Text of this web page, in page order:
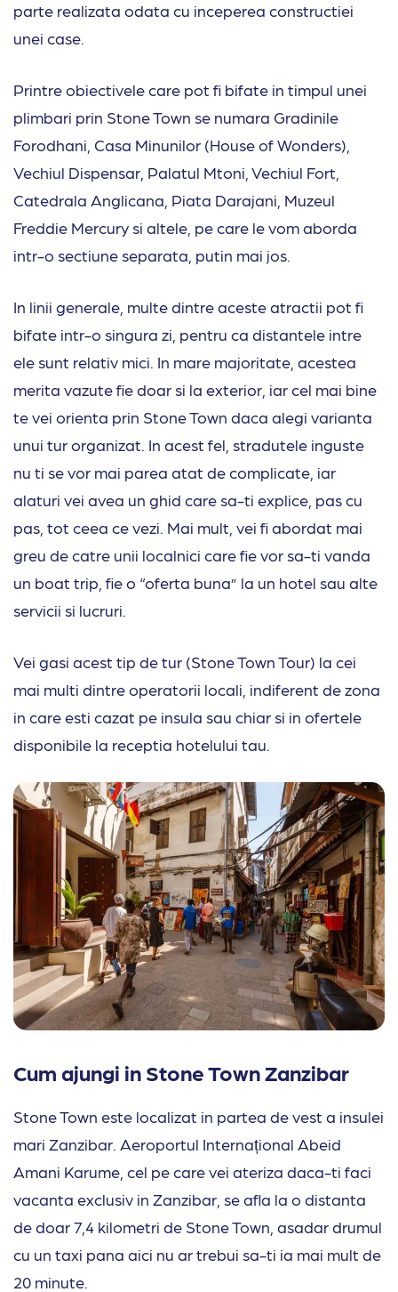
parte realizata odata cu inceperea constructiei
unei case.
Printre obiectivele care pot fi bifate in timpul unei
plimbari prin Stone Town se numara Gradinile
Forodhani, Casa Minunilor (House of Wonders),
Vechiul Dispensar, Palatul Mtoni, Vechiul Fort,
Catedrala Anglicana, Piata Darajani, Muzeul
Freddie Mercury si altele, pe care le vom aborda
intr-o sectiune separata, putin mai jos.
In linii generale, multe dintre aceste atractii pot fi
bifate intr-o singura zi, pentru ca distantele intre
ele sunt relativ mici. In mare majoritate, acestea
merita vazute fie doar si la exterior, iar cel mai bine
te vei orienta prin Stone Town daca alegi varianta
unui tur organizat. In acest fel, stradutele inguste
nu ti se vor mai parea atat de complicate, iar
alaturi vei avea un ghid care sa-ti explice, pas cu
pas, tot ceea ce vezi. Mai mult, vei fi abordat mai
greu de catre unii localnici care fie vor sa-ti vanda
un boat trip, fie o “oferta buna” la un hotel sau alte
servicii si lucruri.
Vei gasi acest tip de tur (Stone Town Tour) la cei
mai multi dintre operatorii locali, indiferent de zona
in care esti cazat pe insula sau chiar si in ofertele
disponibile la receptia hotelului tau.
Cum ajungi in Stone Town Zanzibar
Stone Town este localizat in partea de vest a insulei
mari Zanzibar. Aeroportul Internațional Abeid
Amani Karume, cel pe care vei ateriza daca-ti faci
vacanta exclusiv in Zanzibar, se afla la o distanta
de doar 7,4 kilometri de Stone Town, asadar drumul
cu un taxi pana aici nu ar trebui sa-ti ia mai mult de
20 minute.